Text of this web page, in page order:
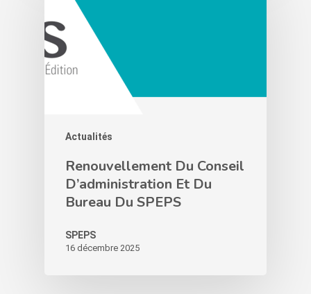
Actualités
Renouvellement Du Conseil
D’administration Et Du
Bureau Du SPEPS
SPEPS
16 décembre 2025